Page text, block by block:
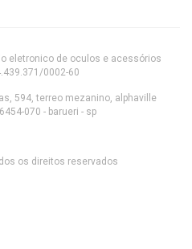
eletronico de oculos e acessórios
0002-60
594, terreo mezanino, alphaville
070 - barueri - sp
os direitos reservados